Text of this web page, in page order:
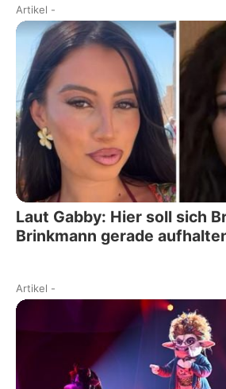
Artikel -
Laut Gabby: Hier soll sich
Brinkmann gerade
Artikel -